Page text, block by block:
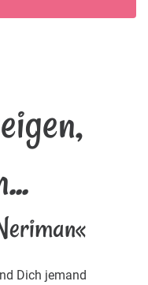
Dich jemand